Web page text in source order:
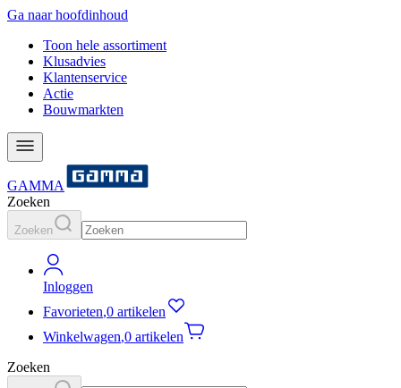
Ga naar hoofdinhoud
Toon hele assortiment
Klusadvies
Klantenservice
Actie
Bouwmarkten
GAMMA
Zoeken
Zoeken
Inloggen
Favorieten,0 artikelen
Winkelwagen,0 artikelen
Zoeken